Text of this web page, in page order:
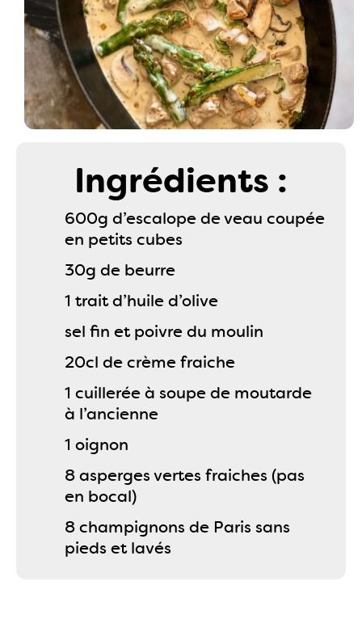
Ingrédients :
600g d’escalope de veau coupée
en petits cubes
30g de beurre
1 trait d’huile d’olive
sel fin et poivre du moulin
20cl de crème fraiche
1 cuillerée à soupe de moutarde
à l’ancienne
1 oignon
8 asperges vertes fraiches (pas
en bocal)
8 champignons de Paris sans
pieds et lavés